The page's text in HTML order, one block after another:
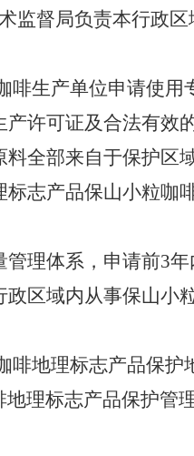
监督局负责本行政
啡生产单位申请使用
产许可证及合法有效
料全部来自于保护区
标志产品保山小粒
管理体系，申请前3
政区域内从事保山
啡地理标志产品保
理标志产品保护管